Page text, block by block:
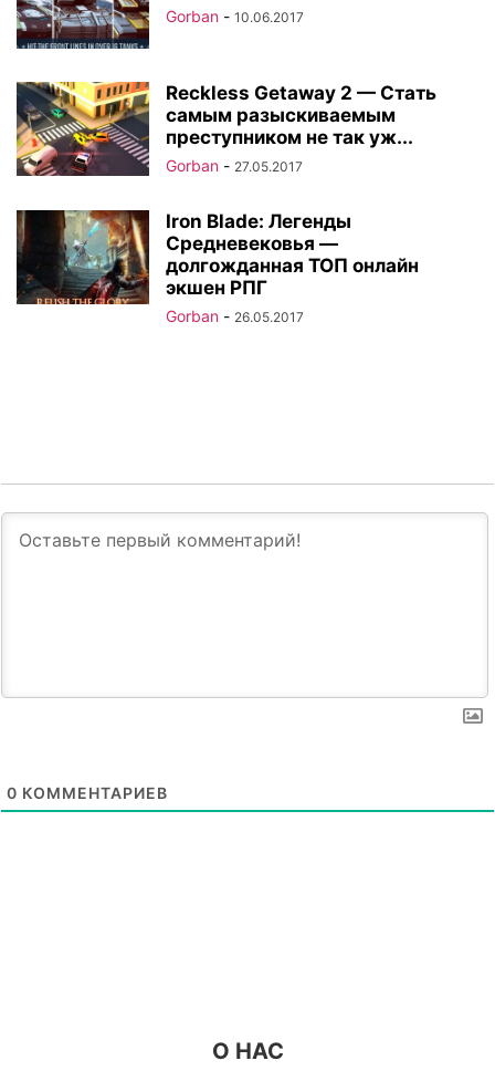
Gorban - 10.06.2017
Reckless Getaway 2 — Стать
самым разыскиваемым
преступником не так уж...
Gorban - 27.05.2017
Iron Blade: Легенды
Средневековья —
долгожданная ТОП онлайн
экшен РПГ
Gorban - 26.05.2017
0 КОММЕНТАРИЕВ
О НАС